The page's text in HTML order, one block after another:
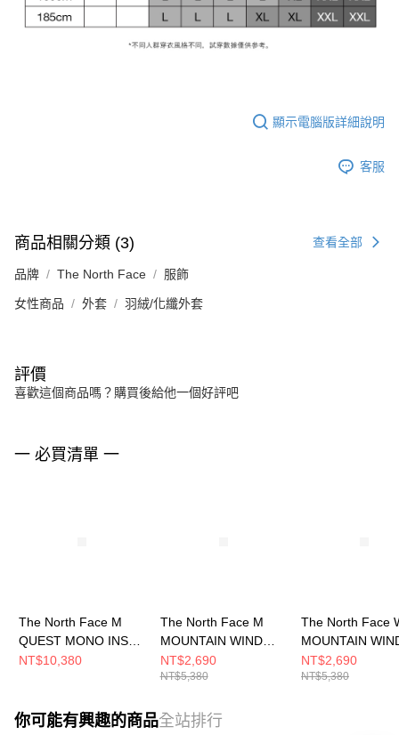
顯示電腦版詳細說明
客服
商品相關分類 (3) 查看全部
品牌 The North Face 服飾
女性商品 外套 羽絨/化纖外套
評價
喜歡這個商品嗎？購買後給他一個好評吧
一 必買清單 一
The North Face M
QUEST MONO INS
JACKET - AP 男 化纖
NT$10,380
The North Face M
MOUNTAIN WIND
JACKET - AP 男 風衣
外套 NF0A8DGDROU
NT$2,690
NT$5,380
The North Face
MOUNTAIN
JACKET - AP 女
外套
NT$2,690
NT$5,380
你可能有興趣的商品全站排行